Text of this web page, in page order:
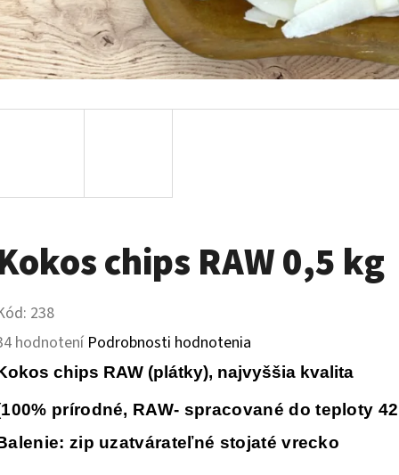
chips RAW 0,5 kg
238
hodnotení Podrobnosti hodnotenia
chips RAW (plátky), najvyššia kvalita
prírodné, RAW- spracované do teploty 42
zip uzatvárateľné stojaté vrecko